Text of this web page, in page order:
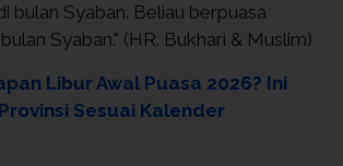
bulan Syaban. Beliau berpuasa
Syaban." (HR. Bukhari & Muslim)
Libur Awal Puasa 2026? Ini
Sesuai Kalender